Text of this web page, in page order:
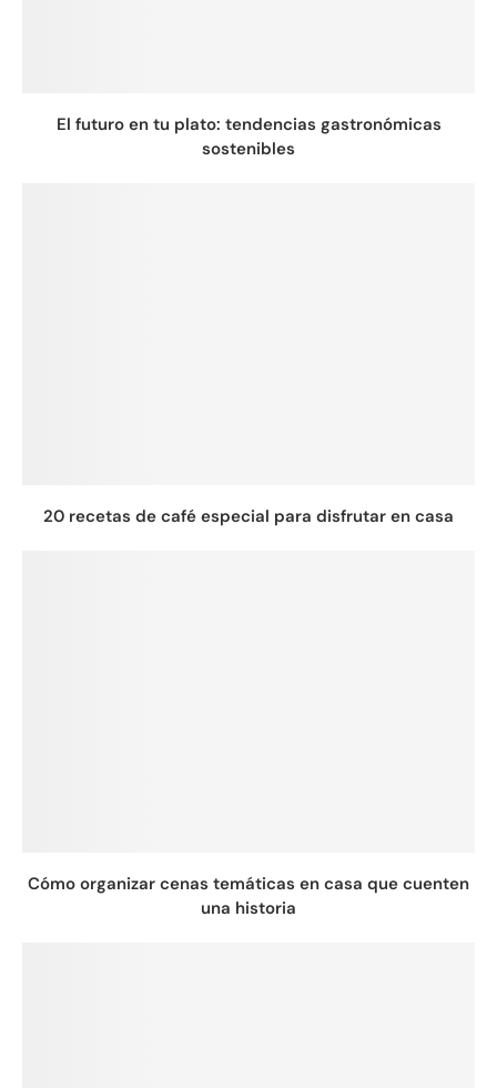
El futuro en tu plato: tendencias gastronómicas
sostenibles
20 recetas de café especial para disfrutar en casa
Cómo organizar cenas temáticas en casa que cuenten
una historia